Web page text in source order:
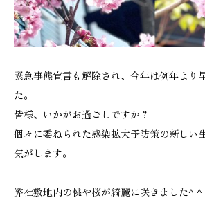
緊急事態宣言も解除され、今年は例年より
た。
皆様、いかがお過ごしですか？
個々に委ねられた感染拡大予防策の新しい
気がします。
弊社敷地内の桃や桜が綺麗に咲きました^ ^